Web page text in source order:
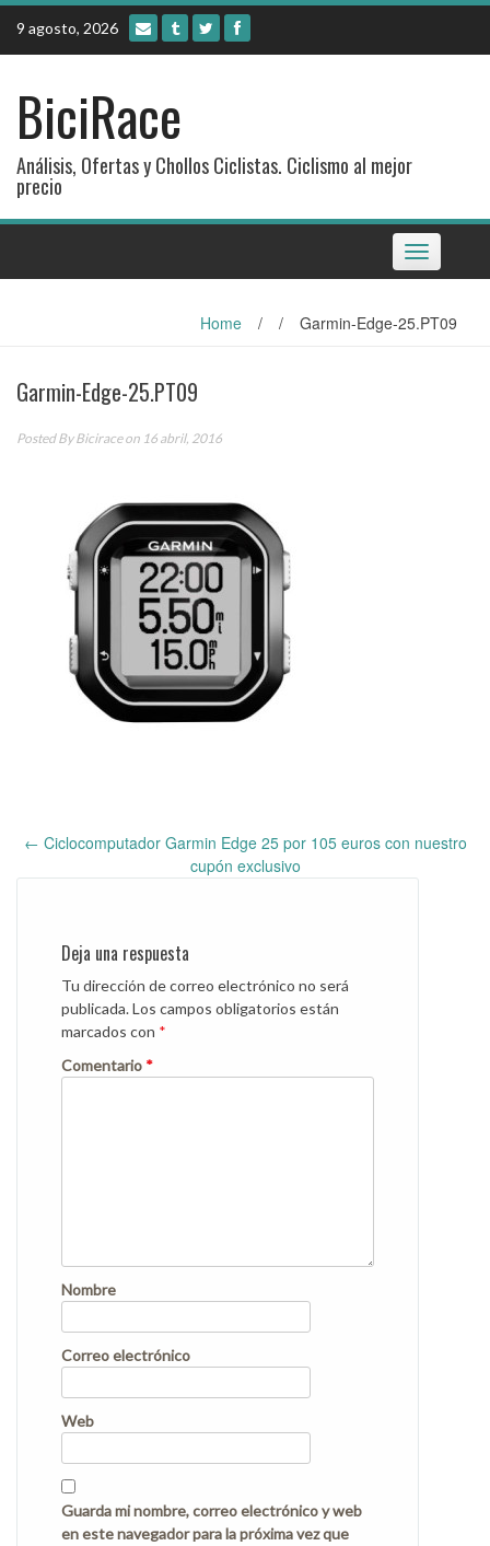
Skip
content
9 agosto, 2026
BiciRace
Análisis, Ofertas y Chollos Ciclistas. Ciclismo al mejor
precio
Toggle
navigation
Home / / Garmin-Edge-25.PT09
Garmin-Edge-25.PT09
Posted ByBiciraceon 16 abril, 2016
navigation
← Ciclocomputador Garmin Edge 25 por 105 euros con nuestro
cupón exclusivo
Deja una respuesta
Tu dirección de correo electrónico no será
publicada.Los campos obligatorios están
marcados con *
Comentario *
Nombre
Correo electrónico
Web
Guarda mi nombre, correo electrónico y web
en este navegador para la próxima vez que